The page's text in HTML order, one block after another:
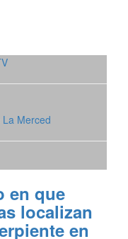
Merced
en que
localizan
en